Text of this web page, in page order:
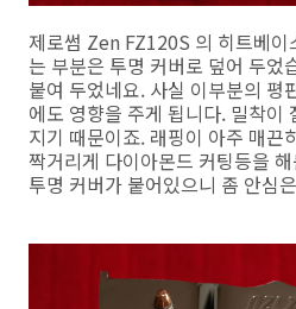
제로썸 Zen FZ120S 의 히트베
는 부분은 투명 커버로 덮어 두었
붙여 두었네요. 사실 이부분의 평
에도 영향을 주게 됩니다. 밀착이
지기 때문이죠. 래핑이 아주 매끈
짝거리게 다이아몬드 커팅등을
투명 커버가 붙어있으니 좀 안심